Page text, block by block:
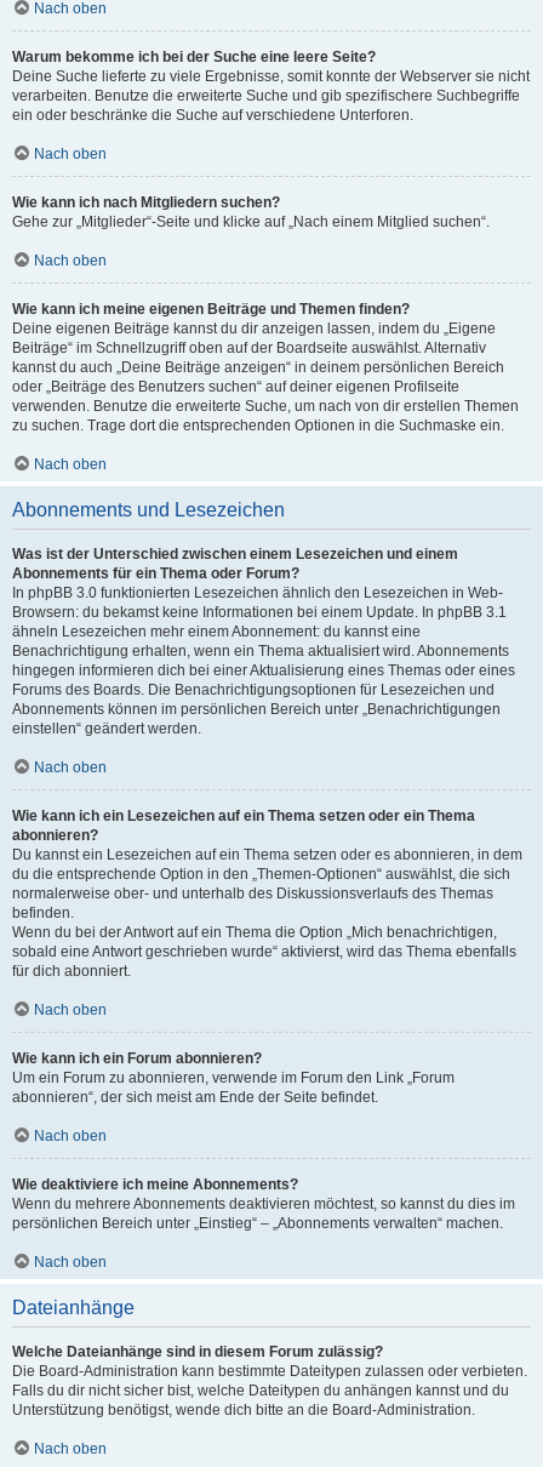
Nach oben
Warum bekomme ich bei der Suche eine leere Seite?
Deine Suche lieferte zu viele Ergebnisse, somit konnte der Webserver sie nicht
verarbeiten. Benutze die erweiterte Suche und gib spezifischere Suchbegriffe
ein oder beschränke die Suche auf verschiedene Unterforen.
Nach oben
Wie kann ich nach Mitgliedern suchen?
Gehe zur „Mitglieder“-Seite und klicke auf „Nach einem Mitglied suchen“.
Nach oben
Wie kann ich meine eigenen Beiträge und Themen finden?
Deine eigenen Beiträge kannst du dir anzeigen lassen, indem du „Eigene
Beiträge“ im Schnellzugriff oben auf der Boardseite auswählst. Alternativ
kannst du auch „Deine Beiträge anzeigen“ in deinem persönlichen Bereich
oder „Beiträge des Benutzers suchen“ auf deiner eigenen Profilseite
verwenden. Benutze die erweiterte Suche, um nach von dir erstellen Themen
zu suchen. Trage dort die entsprechenden Optionen in die Suchmaske ein.
Nach oben
Abonnements und Lesezeichen
Was ist der Unterschied zwischen einem Lesezeichen und einem
Abonnements für ein Thema oder Forum?
In phpBB 3.0 funktionierten Lesezeichen ähnlich den Lesezeichen in Web-
Browsern: du bekamst keine Informationen bei einem Update. In phpBB 3.1
ähneln Lesezeichen mehr einem Abonnement: du kannst eine
Benachrichtigung erhalten, wenn ein Thema aktualisiert wird. Abonnements
hingegen informieren dich bei einer Aktualisierung eines Themas oder eines
Forums des Boards. Die Benachrichtigungsoptionen für Lesezeichen und
Abonnements können im persönlichen Bereich unter „Benachrichtigungen
einstellen“ geändert werden.
Nach oben
Wie kann ich ein Lesezeichen auf ein Thema setzen oder ein Thema
abonnieren?
Du kannst ein Lesezeichen auf ein Thema setzen oder es abonnieren, in dem
du die entsprechende Option in den „Themen-Optionen“ auswählst, die sich
normalerweise ober- und unterhalb des Diskussionsverlaufs des Themas
befinden.
Wenn du bei der Antwort auf ein Thema die Option „Mich benachrichtigen,
sobald eine Antwort geschrieben wurde“ aktivierst, wird das Thema ebenfalls
für dich abonniert.
Nach oben
Wie kann ich ein Forum abonnieren?
Um ein Forum zu abonnieren, verwende im Forum den Link „Forum
abonnieren“, der sich meist am Ende der Seite befindet.
Nach oben
Wie deaktiviere ich meine Abonnements?
Wenn du mehrere Abonnements deaktivieren möchtest, so kannst du dies im
persönlichen Bereich unter „Einstieg“ – „Abonnements verwalten“ machen.
Nach oben
Dateianhänge
Welche Dateianhänge sind in diesem Forum zulässig?
Die Board-Administration kann bestimmte Dateitypen zulassen oder verbieten.
Falls du dir nicht sicher bist, welche Dateitypen du anhängen kannst und du
Unterstützung benötigst, wende dich bitte an die Board-Administration.
Nach oben